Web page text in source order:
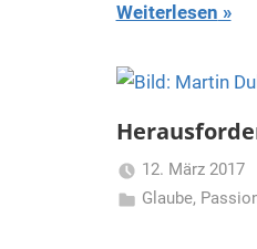
Weiterlesen
12. März 2017
Glaube,